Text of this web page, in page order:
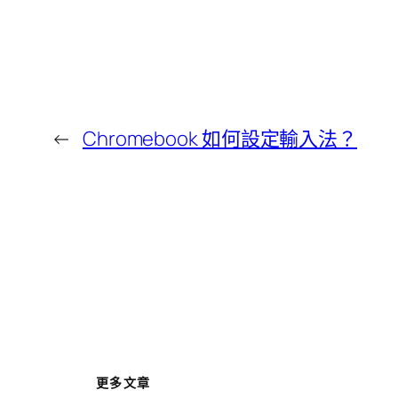
← Chromebook 如何設定輸入法？
更多文章